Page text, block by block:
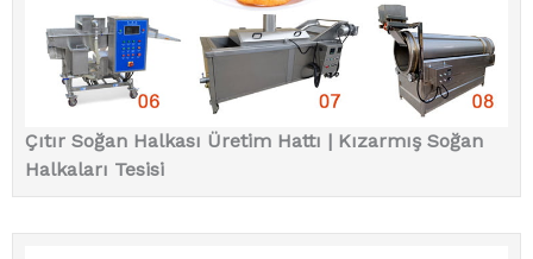
Çıtır Soğan Halkası Üretim Hattı | Kızarmış Soğan
Halkaları Tesisi